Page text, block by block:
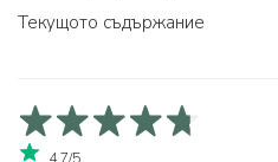
Текущото съдържание
4,7/5